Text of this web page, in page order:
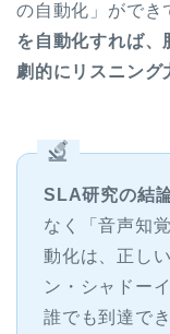
の自動化」ができ
を自動化すれば、
劇的にリスニング
SLA研究の結論
なく「音声知
動化は、正し
ン・シャドー
誰でも到達で